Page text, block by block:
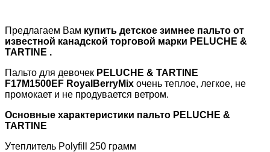
Предлагаем Вам купить детское зимнее пальто от
известной канадской торговой марки PELUCHE &
TARTINE .
Пальто для девочек PELUCHE & TARTINE
F17M1500EF RoyalBerryMix очень теплое, легкое, не
промокает и не продувается ветром.
Основные характеристики пальто PELUCHE &
TARTINE
Утеплитель Polyfill
250 грамм